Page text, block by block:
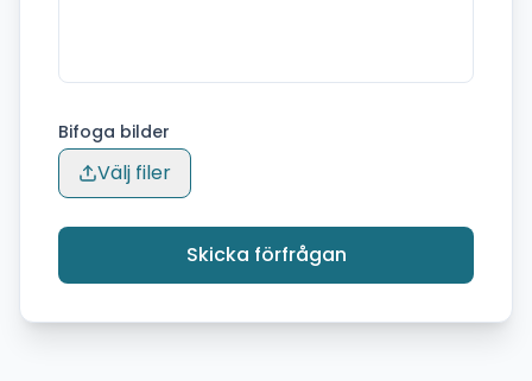
Bifoga bilder
Välj filer
Skicka förfrågan